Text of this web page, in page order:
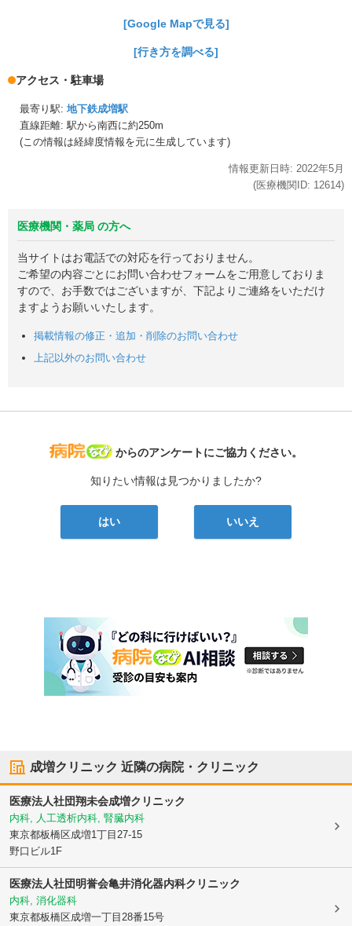
[Google Mapで見る]
[行き方を調べる]
アクセス・駐車場
最寄り駅: 地下鉄成増駅
直線距離: 駅から南西に約250m
(この情報は経緯度情報を元に生成しています)
情報更新日時: 2022年5月
(医療機関ID: 12614)
医療機関・薬局 の方へ
当サイトはお電話での対応を行っておりません。
ご希望の内容ごとにお問い合わせフォームをご用意しておりま
すので、お手数ではございますが、下記よりご連絡をいただけ
ますようお願いいたします。
掲載情報の修正・追加・削除のお問い合わせ
上記以外のお問い合わせ
病院なび
からのアンケートにご協力ください。
知りたい情報は見つかりましたか?
はい いいえ
成増クリニック 近隣の病院・クリニック
医療法人社団翔未会成増クリニック
内科, 人工透析内科, 腎臓内科
東京都板橋区成増1丁目27-15
野口ビル1F
医療法人社団明誉会亀井消化器内科クリニック
内科, 消化器科
東京都板橋区成増一丁目28番15号